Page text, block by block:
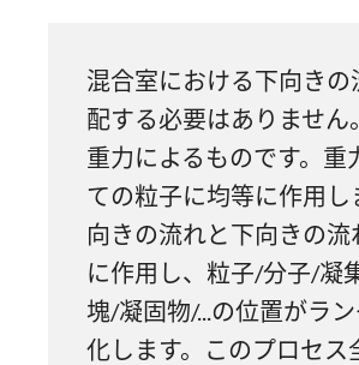
混合室における下向きの
配する必要はありません
重力によるものです。重
ての粒子に均等に作用し
向きの流れと下向きの流
に作用し、粒子/分子/凝
塊/凝固物/...の位置がラ
化します。このプロセス